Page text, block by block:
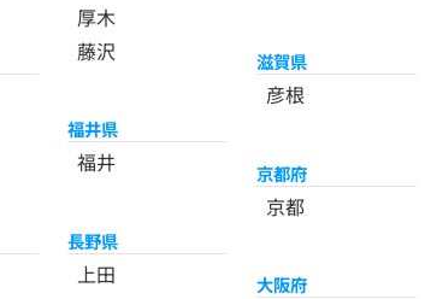
厚木
藤沢
福井県
福井
長野県
上田
滋賀県
彦根
京都府
京都
大阪府